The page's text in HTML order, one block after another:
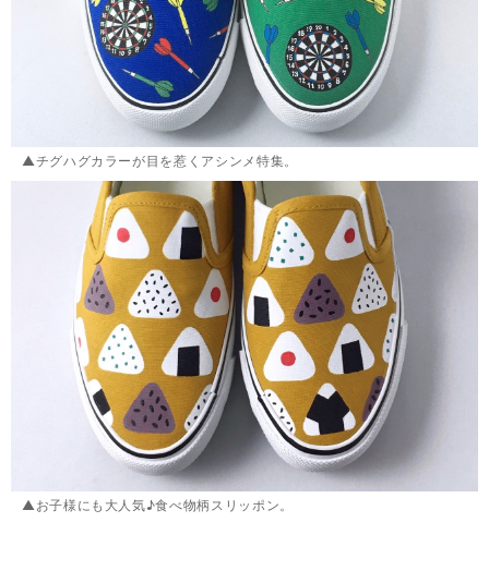
▲チグハグカラーが目を惹くアシンメ特集。
▲お子様にも大人気♪食べ物柄スリッポン。